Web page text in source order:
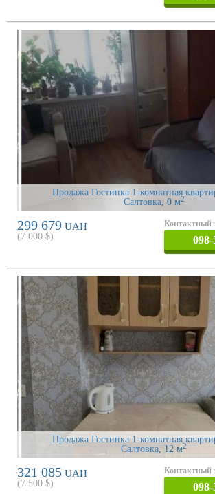
Продажа Гостинка 1-комнатная
Салтовка, 0 м2
299 679 UAH
(7 000 $)
Контактный
Продажа Гостинка 1-комнатная
Салтовка, 12 м2
321 085 UAH
(7 500 $)
Контактный